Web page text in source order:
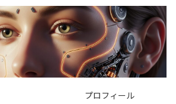
プロフィール